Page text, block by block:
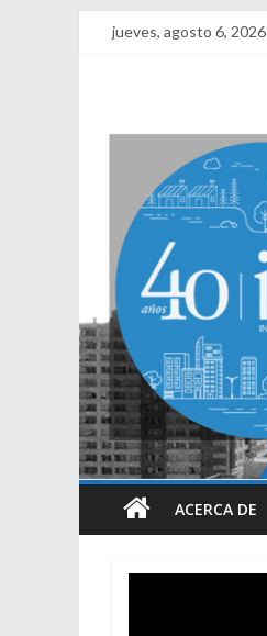
jueves, agosto 6, 2026
ACERCA DE